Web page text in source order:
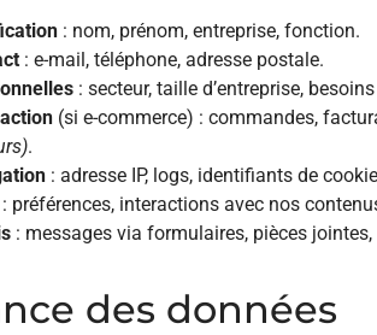
: nom, prénom, entreprise, fonction.
: e-mail, téléphone, adresse postale.
: secteur, taille d’entreprise,
(si e-commerce) : commandes,
.
: adresse IP, logs, identifiants de
: préférences, interactions avec nos
: messages via formulaires, pièces jointes,
des données